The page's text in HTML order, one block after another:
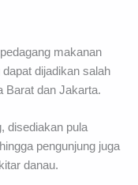
makanan
dijadikan salah
Barat dan Jakarta.
disediakan pula
pengunjung juga
danau.